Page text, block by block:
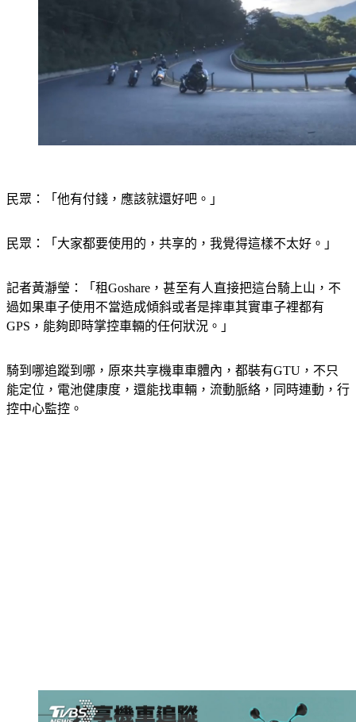
民眾：「他有付錢，應該就還好吧。」
民眾：「大家都要使用的，共享的，我覺得這樣不太好。」
記者黃瀞瑩：「租Goshare，甚至有人直接把這台騎上山，不
過如果車子使用不當造成傾斜或者是摔車其實車子裡都有
GPS，能夠即時掌控車輛的任何狀況。」
騎到哪追蹤到哪，原來共享機車車體內，都裝有GTU，不只
能定位，電池健康度，還能找車輛，流動脈絡，同時連動，行
控中心監控。